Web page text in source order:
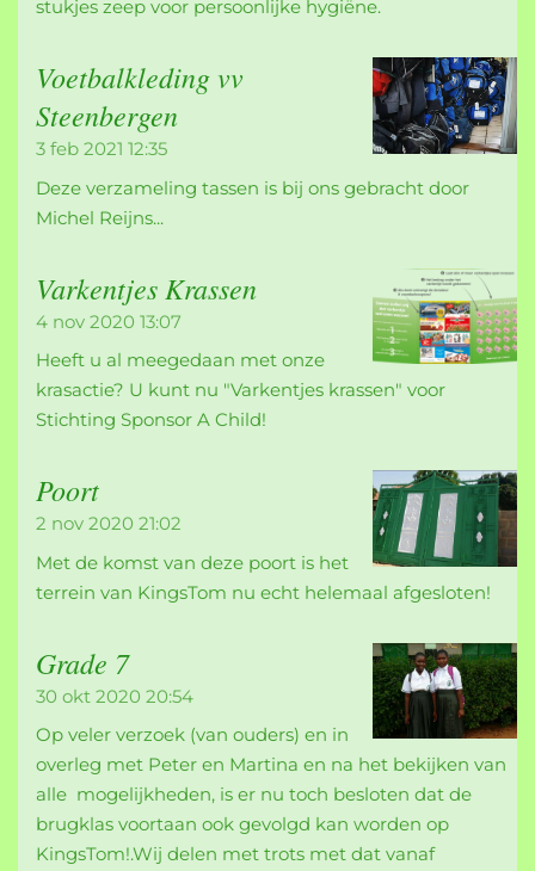
stukjes zeep voor persoonlijke hygiëne.
Voetbalkleding vv
Steenbergen
3 feb 2021 12:35
Deze verzameling tassen is bij ons gebracht door
Michel Reijns...
Varkentjes Krassen
4 nov 2020 13:07
Heeft u al meegedaan met onze
krasactie? U kunt nu "Varkentjes krassen" voor
Stichting Sponsor A Child!
Poort
2 nov 2020 21:02
Met de komst van deze poort is het
terrein van KingsTom nu echt helemaal afgesloten!
Grade 7
30 okt 2020 20:54
Op veler verzoek (van ouders) en in
overleg met Peter en Martina en na het bekijken van
alle mogelijkheden, is er nu toch besloten dat de
brugklas voortaan ook gevolgd kan worden op
KingsTom!.Wij delen met trots met dat vanaf